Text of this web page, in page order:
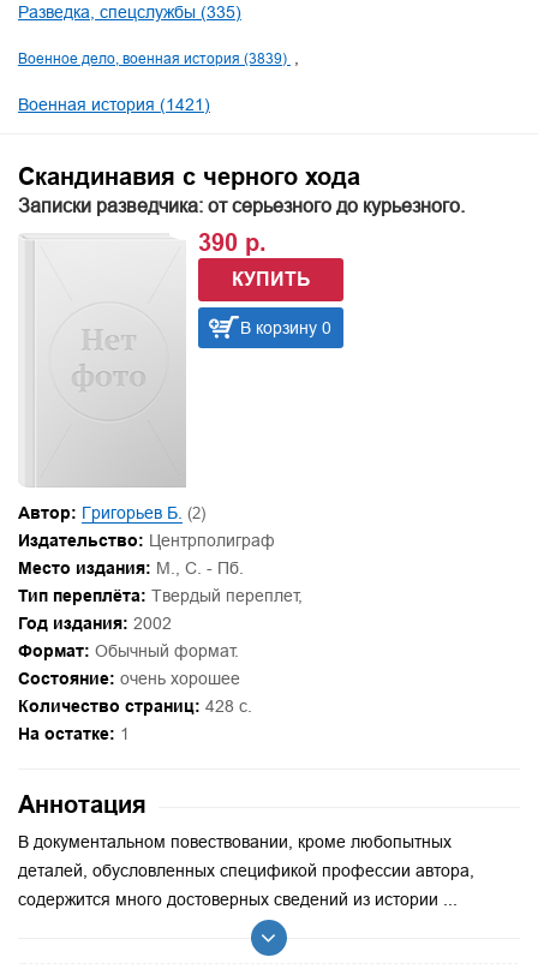
Разведка, спецслужбы (335)
Военное дело, военная история (3839)
Военная история (1421)
Скандинавия с черного хода
Записки разведчика: от серьезного до курьезного.
390 р.
КУПИТЬ
В корзину 0
Автор: Григорьев Б. (2)
Издательство: Центрполиграф
Место издания: М., С. - Пб.
Тип переплёта: Твердый переплет,
Год издания: 2002
Формат: Обычный формат.
Состояние: очень хорошее
Количество страниц: 428 с.
На остатке: 1
Аннотация
В документальном повествовании, кроме любопытных
деталей, обусловленных спецификой профессии автора,
содержится много достоверных сведений из истории ...